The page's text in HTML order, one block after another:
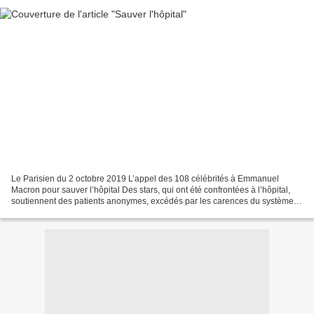
Le Parisien du 2 octobre 2019 L’appel des 108 célébrités à Emmanuel
Macron pour sauver l’hôpital Des stars, qui ont été confrontées à l’hôpital,
soutiennent des patients anonymes, excédés par les carences du système,